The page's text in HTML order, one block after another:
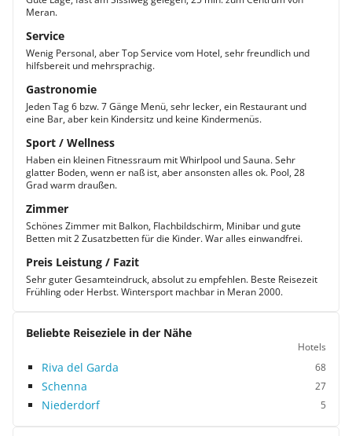
Meran.
Service
Wenig Personal, aber Top Service vom Hotel, sehr freundlich und
hilfsbereit und mehrsprachig.
Gastronomie
Jeden Tag 6 bzw. 7 Gänge Menü, sehr lecker, ein Restaurant und
eine Bar, aber kein Kindersitz und keine Kindermenüs.
Sport / Wellness
Haben ein kleinen Fitnessraum mit Whirlpool und Sauna. Sehr
glatter Boden, wenn er naß ist, aber ansonsten alles ok. Pool, 28
Grad warm draußen.
Zimmer
Schönes Zimmer mit Balkon, Flachbildschirm, Minibar und gute
Betten mit 2 Zusatzbetten für die Kinder. War alles einwandfrei.
Preis Leistung / Fazit
Sehr guter Gesamteindruck, absolut zu empfehlen. Beste Reisezeit
Frühling oder Herbst. Wintersport machbar in Meran 2000.
Beliebte Reiseziele in der Nähe
Hotels
Riva del Garda 68
Schenna 27
Niederdorf 5